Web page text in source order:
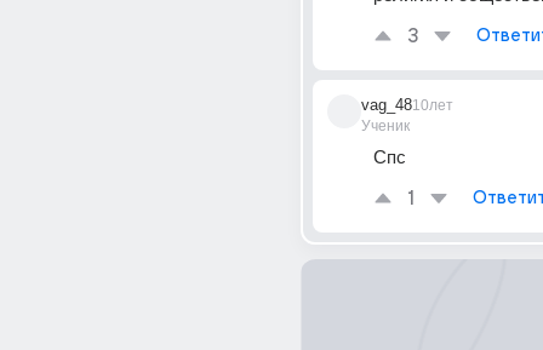
3
vag_48
Ученик
10лет
Спс
1